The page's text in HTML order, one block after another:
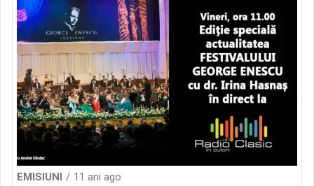
EMISIUNI
11 ani ago